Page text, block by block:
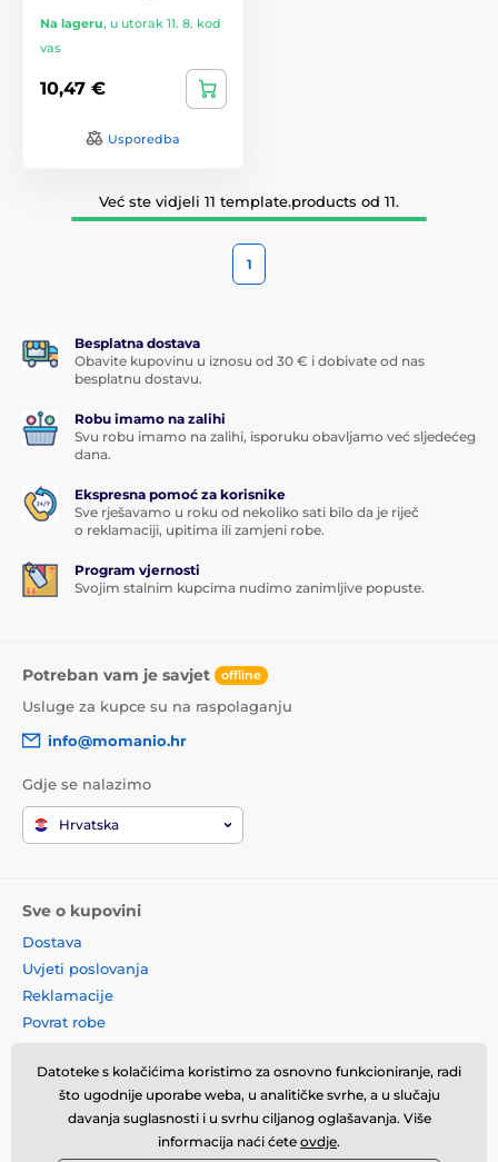
Na lageru, u utorak 11. 8. kod
vas
10,47 €
Usporedba
Već ste vidjeli 11 template.products od 11.
1
Besplatna dostava
Obavite kupovinu u iznosu od 30 € i dobivate od nas
besplatnu dostavu.
Robu imamo na zalihi
Svu robu imamo na zalihi, isporuku obavljamo već sljedećeg
dana.
Ekspresna pomoć za korisnike
Sve rješavamo u roku od nekoliko sati bilo da je riječ
o reklamaciji, upitima ili zamjeni robe.
Program vjernosti
Svojim stalnim kupcima nudimo zanimljive popuste.
Potreban vam je savjet offline
Usluge za kupce su na raspolaganju
info@momanio.hr
Gdje se nalazimo
Hrvatska
Sve o kupovini
Dostava
Uvjeti poslovanja
Reklamacije
Povrat robe
Načela o korištenju kolačića
Kontaktne informacije
Informacije o obradi osobnih
Datoteke s kolačićima koristimo za osnovno funkcioniranje, radi
što ugodnije uporabe weba, u analitičke svrhe, a u slučaju
davanja suglasnosti i u svrhu ciljanog oglašavanja. Više
informacija naći ćete ovdje.